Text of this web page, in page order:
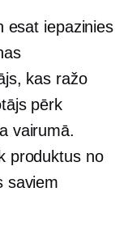
esat iepazinies
kas ražo
pērk
vairumā.
produktus no
saviem